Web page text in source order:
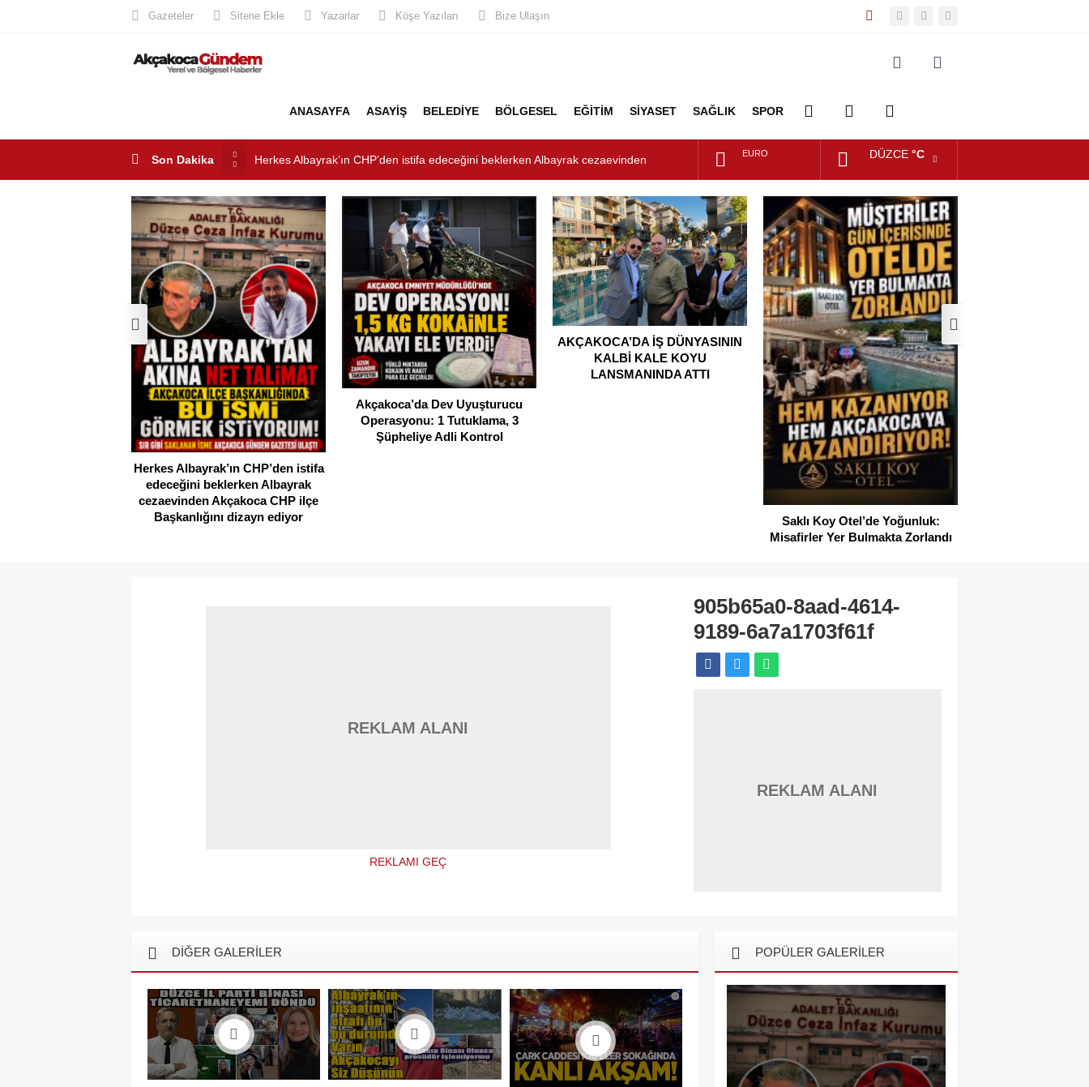
Gazeteler Sitene Ekle Yazarlar Köşe Yazıları Bize Ulaşın
ANASAYFA ASAYİŞ BELEDİYE BÖLGESEL EĞİTİM SİYASET SAĞLIK SPOR
FOTO
GALERİGALERİ
Son Dakika
AKÇAKOCA’DA İŞ DÜNYASININ KALBİ KALE KOYU LANSMANINDA ATTI
Saklı Koy Otel’de Yoğunluk: Misafirler Yer Bulmakta Zorlandı
SAHİLLERDE TEMİZLİK ALARMI!
EURO
DOLAR
DÜZCE °C
Herkes Albayrak’ın CHP’den istifa
edeceğini beklerken Albayrak
cezaevinden Akçakoca CHP ilçe
Başkanlığını dizayn ediyor
Akçakoca’da Dev Uyuşturucu
Operasyonu: 1 Tutuklama, 3
Şüpheliye Adli Kontrol
AKÇAKOCA’DA İŞ DÜNYASININ
KALBİ KALE KOYU
LANSMANINDA ATTI
Saklı Koy Otel’de Yoğunluk:
Misafirler Yer Bulmakta Zorlandı
REKLAM ALANI
REKLAMI GEÇ
905b65a0-8aad-4614-
9189-6a7a1703f61f
REKLAM ALANI
DİĞER GALERİLER POPÜLER GALERİLER